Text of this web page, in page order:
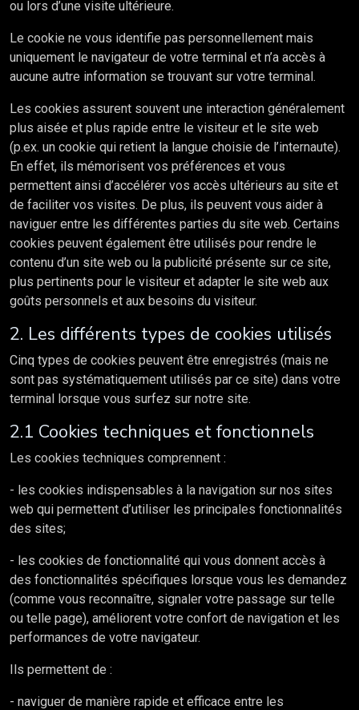
ou lors d’une visite ultérieure.
Le cookie ne vous identifie pas personnellement mais
uniquement le navigateur de votre terminal et n’a accès à
aucune autre information se trouvant sur votre terminal.
Les cookies assurent souvent une interaction généralement
plus aisée et plus rapide entre le visiteur et le site web
(p.ex. un cookie qui retient la langue choisie de l’internaute).
En effet, ils mémorisent vos préférences et vous
permettent ainsi d’accélérer vos accès ultérieurs au site et
de faciliter vos visites. De plus, ils peuvent vous aider à
naviguer entre les différentes parties du site web. Certains
cookies peuvent également être utilisés pour rendre le
contenu d’un site web ou la publicité présente sur ce site,
plus pertinents pour le visiteur et adapter le site web aux
goûts personnels et aux besoins du visiteur.
2. Les différents types de cookies utilisés
Cinq types de cookies peuvent être enregistrés (mais ne
sont pas systématiquement utilisés par ce site) dans votre
terminal lorsque vous surfez sur notre site.
2.1 Cookies techniques et fonctionnels
Les cookies techniques comprennent :
- les cookies indispensables à la navigation sur nos sites
web qui permettent d’utiliser les principales fonctionnalités
des sites;
- les cookies de fonctionnalité qui vous donnent accès à
des fonctionnalités spécifiques lorsque vous les demandez
(comme vous reconnaître, signaler votre passage sur telle
ou telle page), améliorent votre confort de navigation et les
performances de votre navigateur.
Ils permettent de :
- naviguer de manière rapide et efficace entre les